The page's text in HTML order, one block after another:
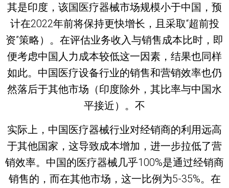
其是印度，该国医疗器械市场规模小于中国，预
计在2022年前将保持更快增长，且采取“超前投
资”策略）。在评估业务收入与销售成本比时，即
便考虑中国人力成本较低这一因素，结果也同样
如此。中国医疗设备行业的销售和营销效率也仍
然落后于其他市场（印度除外，其比率与中国水
平接近）。不
实际上，中国医疗器械行业对经销商的利用远高
于其他国家，这导致成本增加，进一步拉低了营
销效率。中国的医疗器械几乎100%是通过经销商
销售的，而在其他市场，这一比例为5-35%。在